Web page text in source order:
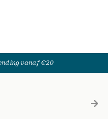
vanaf €20